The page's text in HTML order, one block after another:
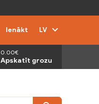
Ienākt LV
0.00€
Apskatīt grozu